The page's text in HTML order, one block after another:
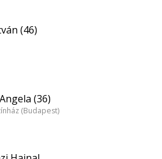
(46)
(36)
(Budapest)